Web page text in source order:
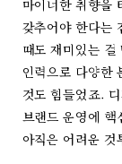
마이너한 취향을
갖추어야 한다는
때도 재미있는 걸
인력으로 다양한
것도 힘들었죠.
브랜드 운영에 핵
아직은 어려운 것